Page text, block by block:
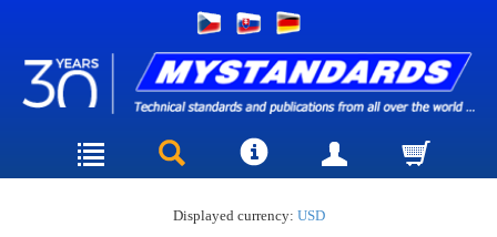
Displayed currency: USD